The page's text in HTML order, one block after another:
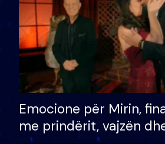
Emocione për Mirin,
me prindërit, vajzën